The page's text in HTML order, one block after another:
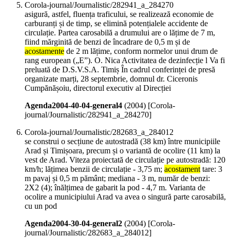
Corola-journal/Journalistic/282941_a_284270
asigură, astfel, fluența traficului, se realizează economie de
carburanți și de timp, se elimină potențialele accidente de
circulație. Partea carosabilă a drumului are o lățime de 7 m,
fiind mărginită de benzi de încadrare de 0,5 m și de
acostamente de 2 m lățime, conform normelor unui drum de
rang european („E”). O. Nica Activitatea de dezinfecție l Va fi
preluată de D.S.V.S.A. Timiș În cadrul conferinței de presă
organizate marți, 28 septembrie, domnul dr. Ciceronis
Cumpănășoiu, directorul executiv al Direcției
Agenda2004-40-04-general4 (2004) [Corola-
journal/Journalistic/282941_a_284270]
Corola-journal/Journalistic/282683_a_284012
se construi o secțiune de autostradă (38 km) între municipiile
Arad și Timișoara, precum și o variantă de ocolire (11 km) la
vest de Arad. Viteza proiectată de circulație pe autostradă: 120
km/h; lățimea benzii de circulație - 3,75 m; acostamenttare: 3
m pavaj și 0,5 m pământ; mediana - 3 m, număr de benzi:
2X2 (4); înălțimea de gabarit la pod - 4,7 m. Varianta de
ocolire a municipiului Arad va avea o singură parte carosabilă,
cu un pod
Agenda2004-30-04-general2 (2004) [Corola-
journal/Journalistic/282683_a_284012]